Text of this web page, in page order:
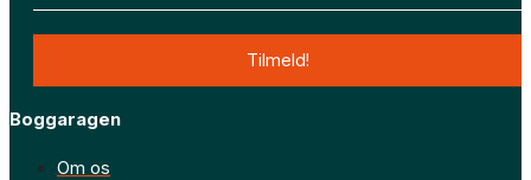
Boggaragen
Om os